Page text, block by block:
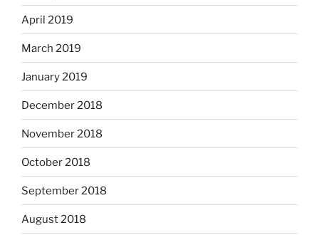
April 2019
March 2019
January 2019
December 2018
November 2018
October 2018
September 2018
August 2018